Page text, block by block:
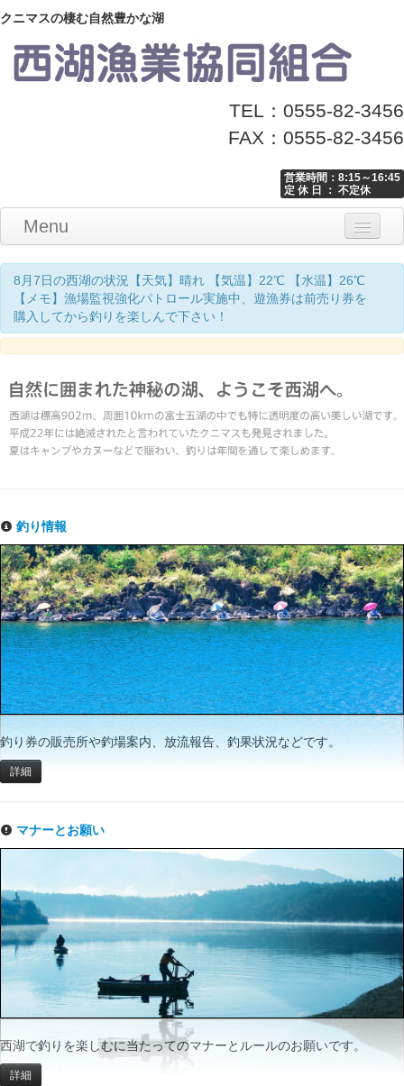
クニマスの棲む自然豊かな湖
TEL：0555-82-3456
FAX：0555-82-3456
営業時間：8:15～16:45
定 休 日 ： 不定休
Menu
Home
釣り情報
マナーとお願い
クニマス展示館
漁協からのお知らせ
お問い合わせ
8月7日の西湖の状況【天気】晴れ 【気温】22℃ 【水温】26℃
【メモ】漁場監視強化パトロール実施中、遊漁券は前売り券を
購入してから釣りを楽しんで下さい！
釣り情報
釣り券の販売所や釣場案内、放流報告、釣果状況などです。
詳細
マナーとお願い
西湖で釣りを楽しむに当たってのマナーとルールのお願いです。
詳細